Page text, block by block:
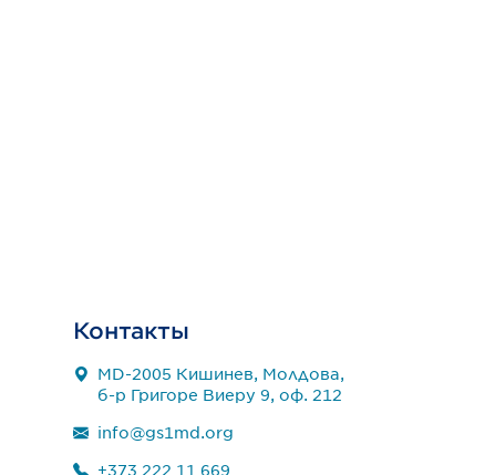
Контакты
MD-2005 Кишинев, Молдова,
б-р Григоре Виеру 9, оф. 212
info@gs1md.org
+373 222 11 669